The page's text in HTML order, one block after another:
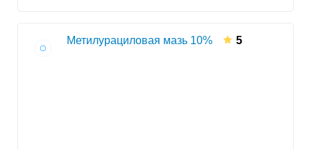
Метилурациловая мазь 10% 5